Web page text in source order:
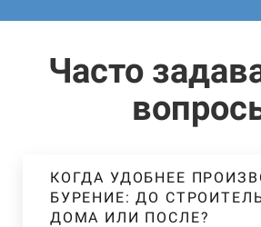
Часто
КОГДА УДОБНЕЕ
БУРЕНИЕ: ДО
ДОМА ИЛИ ПОСЛЕ?